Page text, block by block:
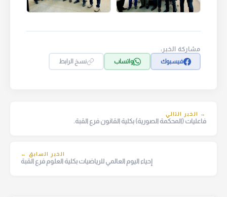
مشاركة الخبر:
فيسبوك
واتساب نسخ الرابط
→ الخبر التالي
فاعليات (المحكمة الصورية) بكلية القانون فرع القبة.
الخبر السابق ←
إحياء اليوم العالمي للرياضيات بكلية العلوم فرع القبة